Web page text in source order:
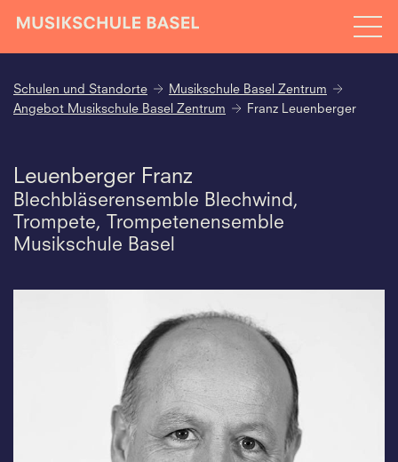
Schulen und Standorte
Musikschule Basel Zentrum
Angebot Musikschule Basel Zentrum
Franz Leuenberger
Leuenberger Franz
Blechbläserensemble Blechwind,
Trompete, Trompetenensemble
Musikschule Basel